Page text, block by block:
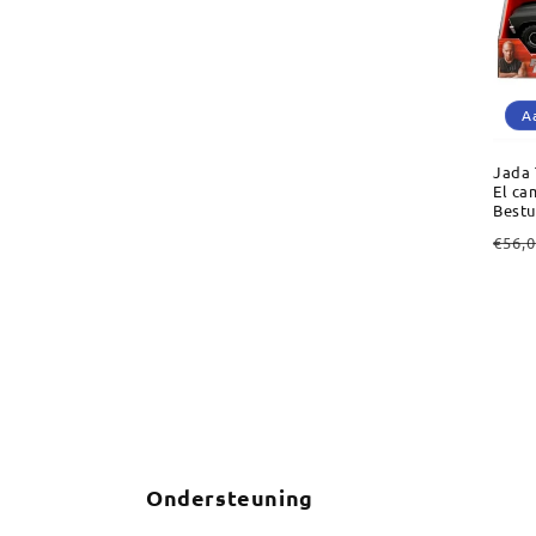
Jada
El
Ondersteuning